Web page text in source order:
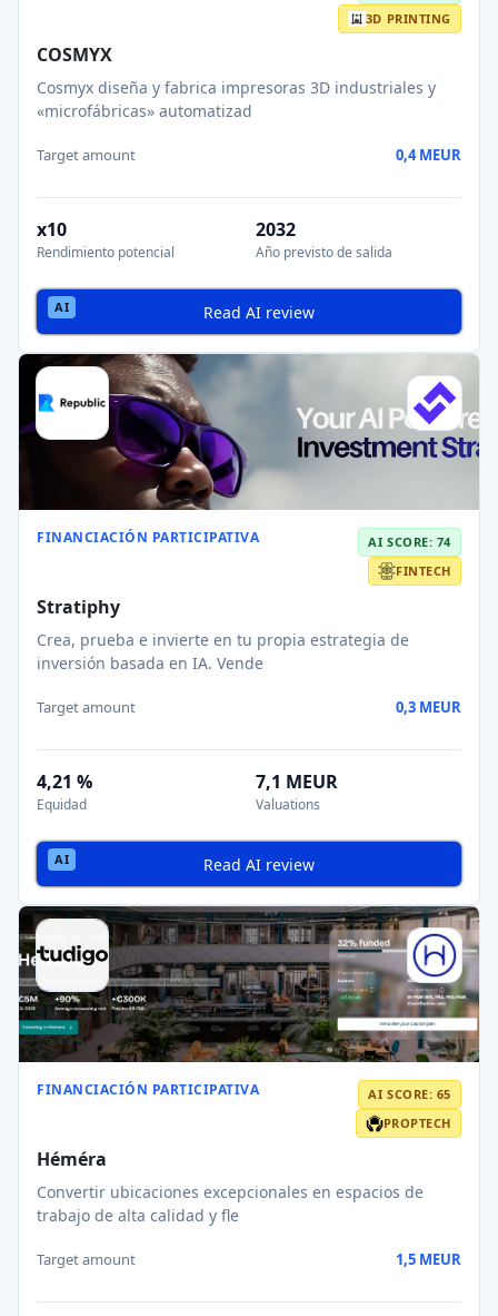
3D PRINTING
COSMYX
Cosmyx diseña y fabrica impresoras 3D industriales y
«microfábricas» automatizad
Target amount 0,4 MEUR
x10
Rendimiento potencial
2032
Año previsto de salida
Read AI review
FINANCIACIÓN PARTICIPATIVA
AI SCORE: 74
FINTECH
Stratiphy
Crea, prueba e invierte en tu propia estrategia de
inversión basada en IA. Vende
Target amount 0,3 MEUR
4,21 %
Equidad
7,1 MEUR
Valuations
Read AI review
FINANCIACIÓN PARTICIPATIVA
AI SCORE: 65
PROPTECH
Héméra
Convertir ubicaciones excepcionales en espacios de
trabajo de alta calidad y fle
Target amount 1,5 MEUR